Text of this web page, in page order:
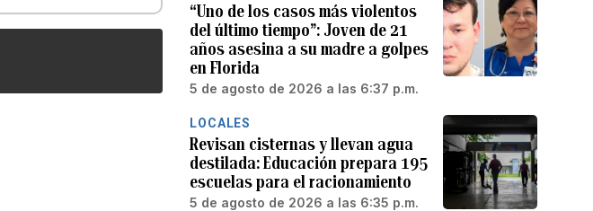
“Uno de los casos más violentos
del último tiempo”: Joven de 21
años asesina a su madre a golpes
en Florida
5 de agosto de 2026 a las 6:37 p.m.
LOCALES
Revisan cisternas y llevan agua
destilada: Educación prepara 195
escuelas para el racionamiento
5 de agosto de 2026 a las 6:35 p.m.